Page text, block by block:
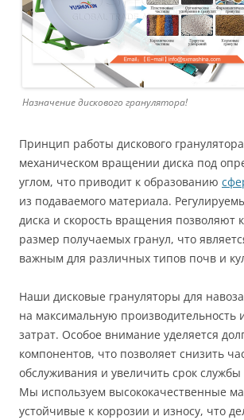
Назначение дискового гранулятора!
Принцип работы дискового
механическом вращении диска под
углом, что приводит к образованию
из подаваемого материала.
диска и скорость вращения позволяют
размер получаемых гранул, что
важным для различных типов почв и
Наши дисковые грануляторы для
на максимальную
затрат. Особое внимание уделяется
компонентов, что позволяет снизить
обслуживания и увеличить срок
Мы используем высококачественные
устойчивые к коррозии и износу, что